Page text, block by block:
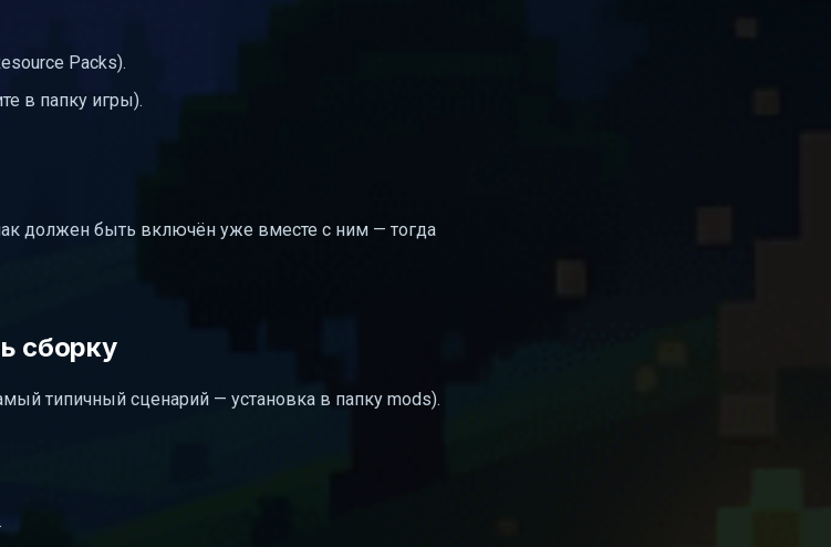
Packs).
в папку игры).
должен быть включён уже вместе с ним — тогда
сборку
типичный сценарий — установка в папку mods).
.